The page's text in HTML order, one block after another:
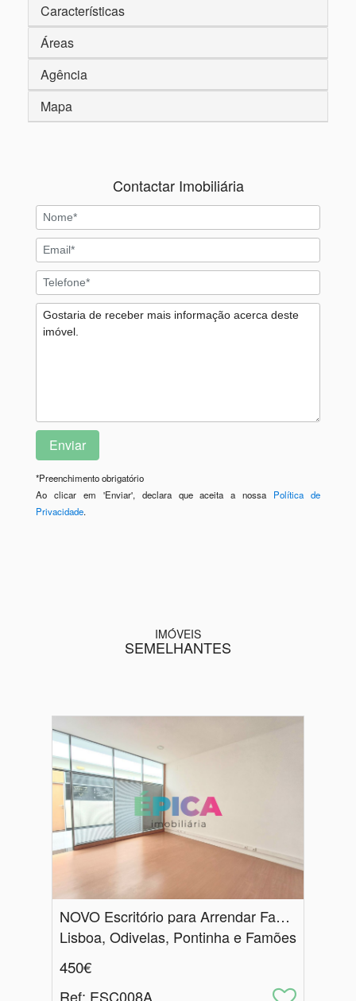
Características
Áreas
Agência
Mapa
Contactar Imobiliária
*Preenchimento obrigatório
Ao clicar em 'Enviar', declara que aceita a nossa Política de
Privacidade.
IMÓVEIS
SEMELHANTES
NOVO Escritório para Arrendar Famões
Lisboa, Odivelas, Pontinha e Famões
450€
Ref: ESC008A